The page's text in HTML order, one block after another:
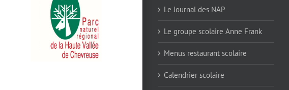
Le Journal des NAP
Le groupe scolaire Anne Frank
Menus restaurant scolaire
Calendrier scolaire